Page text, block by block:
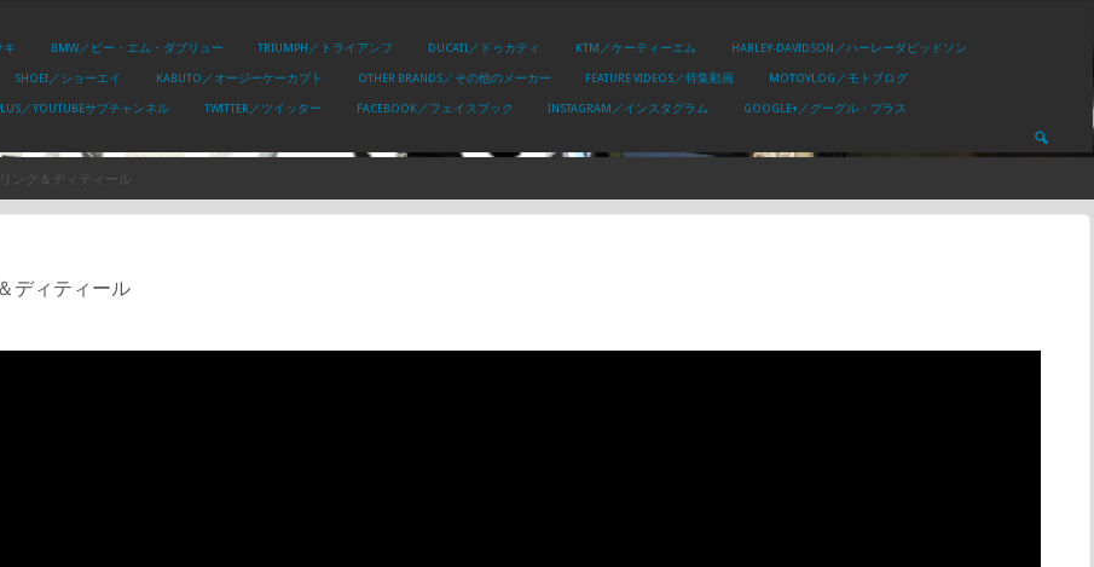
キ BMW／ビー・エム・ダブリュー TRIUMPH／トライアンフ DUCATI／ドゥカティ KTM／ケーティーエム HARLEY-DAVIDSON／ハーレーダビッドソン
SHOEI／ショーエイ KABUTO／オージーケーカブト OTHER BRANDS／その他のメーカー FEATURE VIDEOS／特集動画 MOTOVLOG／モトブログ
／YOUTUBEサブチャンネル TWITTER／ツイッター FACEBOOK／フェイスブック INSTAGRAM／インスタグラム GOOGLE+／グーグル・プラス
ング＆ディティール
ディティール